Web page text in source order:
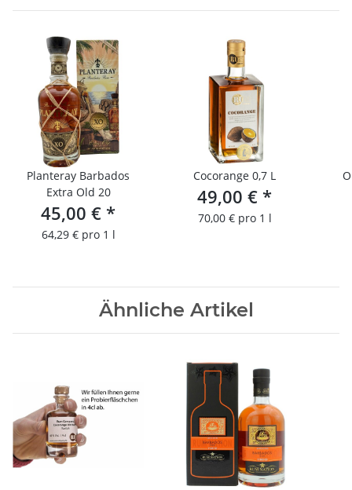
Planteray Barbados
Extra Old 20
45,00 € *
64,29 € pro 1 l
Cocorange 0,7 L
49,00 € *
70,00 € pro 1 l
Ähnliche Artikel